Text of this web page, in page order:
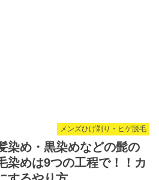
メンズひげ剃り・ヒゲ脱毛
染め・黒染めなどの髭の
めは9つの工程で！！カ